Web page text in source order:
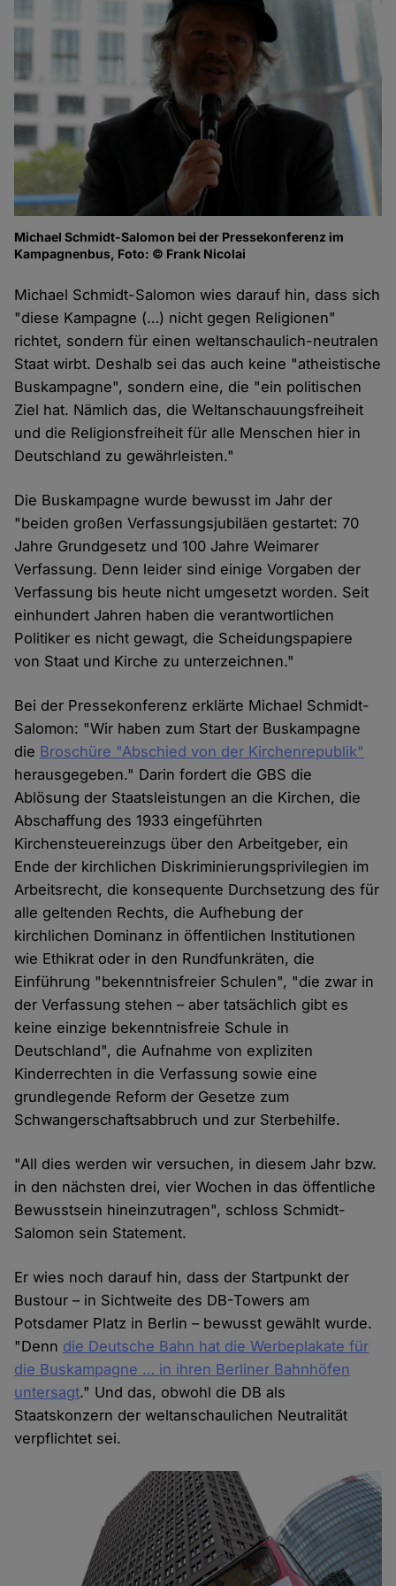
Michael Schmidt-Salomon bei der Pressekonferenz im
Kampagnenbus, Foto: © Frank Nicolai
Michael Schmidt-Salomon wies darauf hin, dass sich
"diese Kampagne (…) nicht gegen Religionen"
richtet, sondern für einen weltanschaulich-neutralen
Staat wirbt. Deshalb sei das auch keine "atheistische
Buskampagne", sondern eine, die "ein politischen
Ziel hat. Nämlich das, die Weltanschauungsfreiheit
und die Religionsfreiheit für alle Menschen hier in
Deutschland zu gewährleisten."
Die Buskampagne wurde bewusst im Jahr der
"beiden großen Verfassungsjubiläen gestartet: 70
Jahre Grundgesetz und 100 Jahre Weimarer
Verfassung. Denn leider sind einige Vorgaben der
Verfassung bis heute nicht umgesetzt worden. Seit
einhundert Jahren haben die verantwortlichen
Politiker es nicht gewagt, die Scheidungspapiere
von Staat und Kirche zu unterzeichnen."
Bei der Pressekonferenz erklärte Michael Schmidt-
Salomon: "Wir haben zum Start der Buskampagne
die Broschüre "Abschied von der Kirchenrepublik"
herausgegeben." Darin fordert die GBS die
Ablösung der Staatsleistungen an die Kirchen, die
Abschaffung des 1933 eingeführten
Kirchensteuereinzugs über den Arbeitgeber, ein
Ende der kirchlichen Diskriminierungsprivilegien im
Arbeitsrecht, die konsequente Durchsetzung des für
alle geltenden Rechts, die Aufhebung der
kirchlichen Dominanz in öffentlichen Institutionen
wie Ethikrat oder in den Rundfunkräten, die
Einführung "bekenntnisfreier Schulen", "die zwar in
der Verfassung stehen – aber tatsächlich gibt es
keine einzige bekenntnisfreie Schule in
Deutschland", die Aufnahme von expliziten
Kinderrechten in die Verfassung sowie eine
grundlegende Reform der Gesetze zum
Schwangerschaftsabbruch und zur Sterbehilfe.
"All dies werden wir versuchen, in diesem Jahr bzw.
in den nächsten drei, vier Wochen in das öffentliche
Bewusstsein hineinzutragen", schloss Schmidt-
Salomon sein Statement.
Er wies noch darauf hin, dass der Startpunkt der
Bustour – in Sichtweite des DB-Towers am
Potsdamer Platz in Berlin – bewusst gewählt wurde.
"Denn die Deutsche Bahn hat die Werbeplakate für
die Buskampagne … in ihren Berliner Bahnhöfen
untersagt." Und das, obwohl die DB als
Staatskonzern der weltanschaulichen Neutralität
verpflichtet sei.